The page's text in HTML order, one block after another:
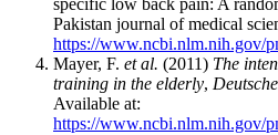
specific low back pain: A
Pakistan journal of medical
https://www.ncbi.nlm.nih.gov/
Mayer, F. et al. (2011) The
training in the elderly,
Available at:
https://www.ncbi.nlm.nih.gov/